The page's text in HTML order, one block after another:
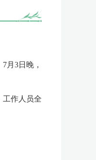
7月3日晚，
作人员全